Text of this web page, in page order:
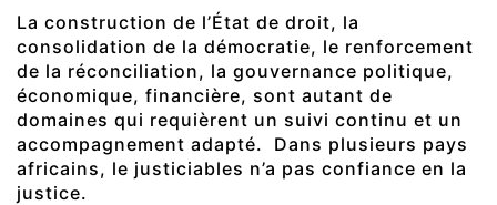
La construction de l’État de droit, la
consolidation de la démocratie, le renforcement
de la réconciliation, la gouvernance politique,
économique, financière, sont autant de
domaines qui requièrent un suivi continu et un
accompagnement adapté. Dans plusieurs pays
africains, le justiciables n’a pas confiance en la
justice.